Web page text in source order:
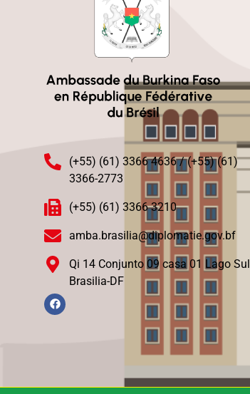
(+55) (61) 3366 4636 / (+55) (61)
3366-2773
(+55) (61) 3366 3210
amba.brasilia@diplomatie.gov.bf
Qi 14 Conjunto 09 casa 01 Lago Sul
Brasilia-DF